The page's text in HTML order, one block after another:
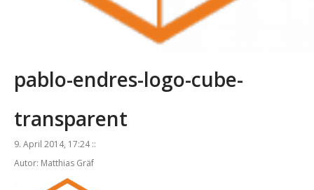
pablo-endres-logo-cube-
transparent
9. April 2014, 17:24 ::
Autor: Matthias Gräf